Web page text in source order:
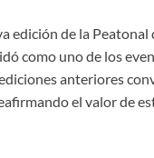
edición de la Peatonal
como uno de los
anteriores
el valor de